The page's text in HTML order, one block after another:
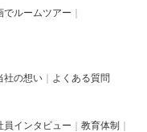
でルームツアー
社の想い よくある質問
員インタビュー
教育体制